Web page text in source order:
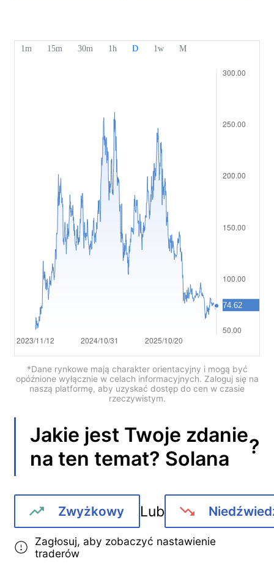
Bezpieczeństwo środków klientów
Português (Brasil)
Português
Deutsch
Français
Nederlands
Italiano
Polski
*Dane rynkowe mają charakter orientacyjny i mogą być
opóźnione wyłącznie w celach informacyjnych. Zaloguj się na
naszą platformę, aby uzyskać dostęp do cen w czasie
rzeczywistym.
Jakie jest Twoje zdanie
na ten temat? Solana ?
Zwyżkowy Lub
Zagłosuj, aby zobaczyć nastawienie
traderów